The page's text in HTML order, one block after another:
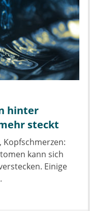
hinter
steckt
Kopfschmerzen:
kann sich
Einige